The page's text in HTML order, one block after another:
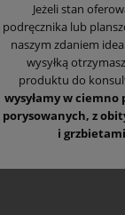
Jeżeli stan
podręcznika lub
naszym zdaniem
wysyłką
produktu do
wysyłamy w
porysowanych, z
i